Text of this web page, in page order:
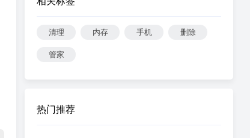
清理 内存 手机 删除
管家
热门推荐